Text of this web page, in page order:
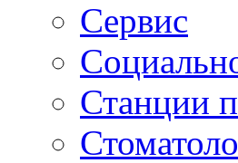
Сервис
Станции